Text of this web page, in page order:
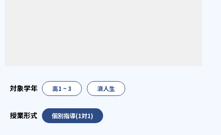
高1 ~ 3 浪人生
個別指導(1対1)